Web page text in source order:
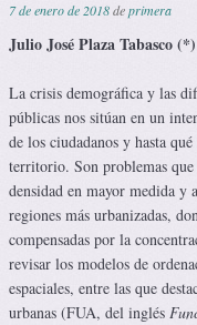
7 de enero de 2018deprimera
Julio José Plaza Tabasco (*)
La crisis demográfica y las
públicas nos sitúan en un
de los ciudadanos y hasta
territorio. Son problemas
densidad en mayor medida y
regiones más urbanizadas,
compensadas por la
revisar los modelos de
espaciales, entre las que
urbanas (FUA, del inglés